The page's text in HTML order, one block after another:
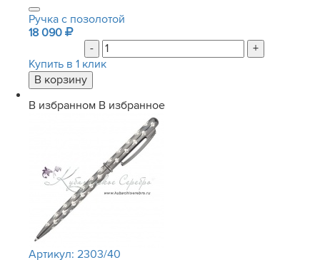
Ручка с позолотой
18 090
-
+
Купить в 1 клик
В избранном В избранное
Артикул: 2303/40